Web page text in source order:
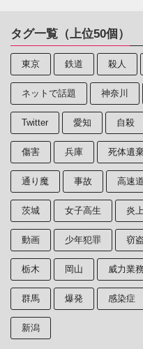
タグ一覧（上位50個）
東京 鉄道 殺人
ネットで話題 神奈川
Twitter 愛知 自殺
傷害 兵庫 死体遺
通り魔 事故 高速
茨城 女子高生 炎上
動画 少年犯罪 窃盗
栃木 岡山 威力業
群馬 爆発 感染症
新潟